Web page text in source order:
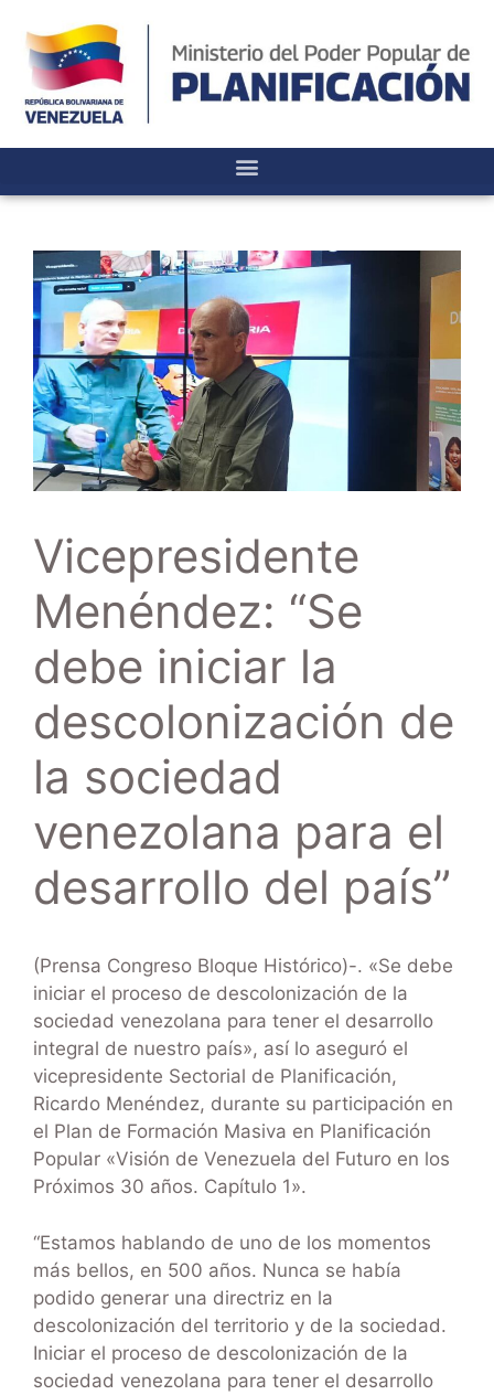
Vicepresidente
Menéndez: “Se
debe iniciar la
descolonización de
la sociedad
venezolana para el
desarrollo del país”
(Prensa Congreso Bloque Histórico)-. «Se debe
iniciar el proceso de descolonización de la
sociedad venezolana para tener el desarrollo
integral de nuestro país», así lo aseguró el
vicepresidente Sectorial de Planificación,
Ricardo Menéndez, durante su participación en
el Plan de Formación Masiva en Planificación
Popular «Visión de Venezuela del Futuro en los
Próximos 30 años. Capítulo 1».
“Estamos hablando de uno de los momentos
más bellos, en 500 años. Nunca se había
podido generar una directriz en la
descolonización del territorio y de la sociedad.
Iniciar el proceso de descolonización de la
sociedad venezolana para tener el desarrollo